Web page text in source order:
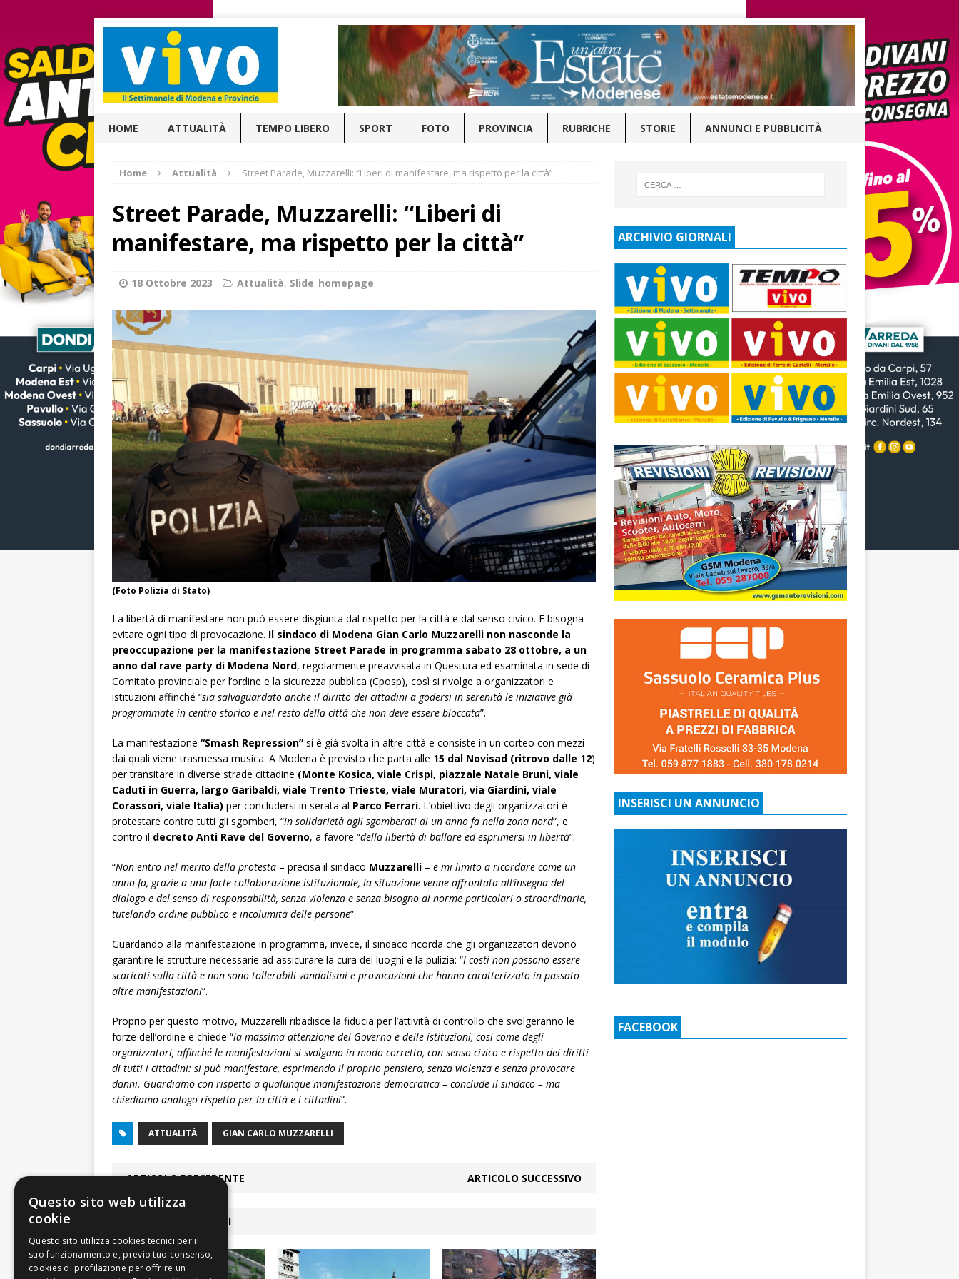
HOME ATTUALITÀ TEMPO LIBERO SPORT FOTO PROVINCIA RUBRICHE STORIE ANNUNCI E PUBBLICITÀ
Home Attualità Street Parade, Muzzarelli: “Liberi di manifestare, ma rispetto per la città”
Street Parade, Muzzarelli: “Liberi di
manifestare, ma rispetto per la città”
18 Ottobre 2023 Attualità, Slide_homepage
(Foto Polizia di Stato)
La libertà di manifestare non può essere disgiunta dal rispetto per la città e dal senso civico. E bisogna
evitare ogni tipo di provocazione. Il sindaco di Modena Gian Carlo Muzzarelli non nasconde la
preoccupazione per la manifestazione Street Parade in programma sabato 28 ottobre, a un
anno dal rave party di Modena Nord, regolarmente preavvisata in Questura ed esaminata in sede di
Comitato provinciale per l’ordine e la sicurezza pubblica (Cposp), così si rivolge a organizzatori e
istituzioni affinché “sia salvaguardato anche il diritto dei cittadini a godersi in serenità le iniziative già
programmate in centro storico e nel resto della città che non deve essere bloccata”.
La manifestazione “Smash Repression” si è già svolta in altre città e consiste in un corteo con mezzi
dai quali viene trasmessa musica. A Modena è previsto che parta alle 15 dal Novisad (ritrovo dalle 12)
per transitare in diverse strade cittadine (Monte Kosica, viale Crispi, piazzale Natale Bruni, viale
Caduti in Guerra, largo Garibaldi, viale Trento Trieste, viale Muratori, via Giardini, viale
Corassori, viale Italia) per concludersi in serata al Parco Ferrari. L’obiettivo degli organizzatori è
protestare contro tutti gli sgomberi, “in solidarietà agli sgomberati di un anno fa nella zona nord”, e
contro il decreto Anti Rave del Governo, a favore “della libertà di ballare ed esprimersi in libertà”.
“Non entro nel merito della protesta – precisa il sindaco Muzzarelli – e mi limito a ricordare come un
anno fa, grazie a una forte collaborazione istituzionale, la situazione venne affrontata all’insegna del
dialogo e del senso di responsabilità, senza violenza e senza bisogno di norme particolari o straordinarie,
tutelando ordine pubblico e incolumità delle persone”.
Guardando alla manifestazione in programma, invece, il sindaco ricorda che gli organizzatori devono
garantire le strutture necessarie ad assicurare la cura dei luoghi e la pulizia: “I costi non possono essere
scaricati sulla città e non sono tollerabili vandalismi e provocazioni che hanno caratterizzato in passato
altre manifestazioni”.
Proprio per questo motivo, Muzzarelli ribadisce la fiducia per l’attività di controllo che svolgeranno le
forze dell’ordine e chiede “la massima attenzione del Governo e delle istituzioni, così come degli
organizzatori, affinché le manifestazioni si svolgano in modo corretto, con senso civico e rispetto dei diritti
di tutti i cittadini: si può manifestare, esprimendo il proprio pensiero, senza violenza e senza provocare
danni. Guardiamo con rispetto a qualunque manifestazione democratica – conclude il sindaco – ma
chiediamo analogo rispetto per la città e i cittadini”.
ATTUALITÀ GIAN CARLO MUZZARELLI
ARTICOLO PRECEDENTE ARTICOLO SUCCESSIVO
ARTICOLI COLLEGATI
ARCHIVIO GIORNALI
INSERISCI UN ANNUNCIO
FACEBOOK
Questo sito web utilizza
cookie